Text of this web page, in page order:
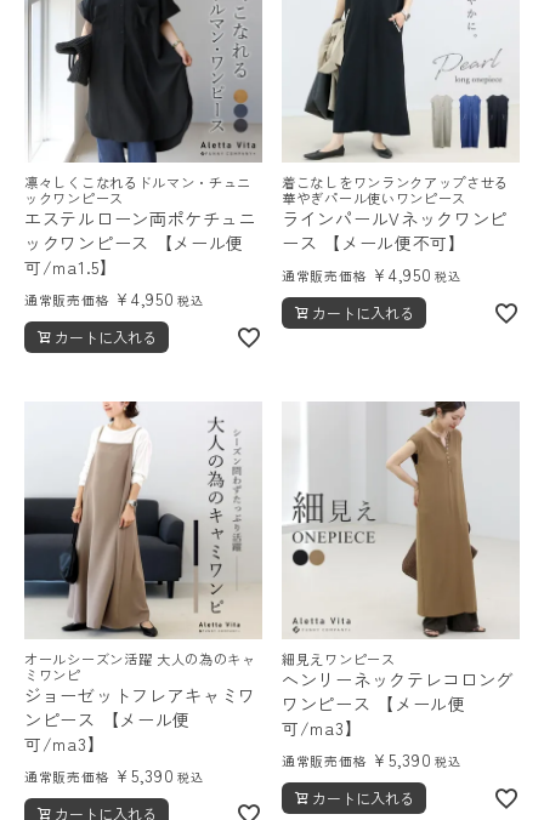
凛々しくこなれるドルマン・チュニ
ックワンピース
エステルローン両ポケチュニ
ックワンピース 【メール便
可/ma1.5】
通常販売価格 ¥ 4,950 税込
カートに入れる
着こなしをワンランクアップさせる
華やぎパール使いワンピース
ラインパールVネックワンピ
ース 【メール便不可】
通常販売価格 ¥ 4,950 税込
カートに入れる
オールシーズン活躍 大人の為のキャ
ミワンピ
ジョーゼットフレアキャミワ
ンピース 【メール便
可/ma3】
通常販売価格 ¥ 5,390 税込
カートに入れる
細見えワンピース
ヘンリーネックテレコロング
ワンピース 【メール便
可/ma3】
通常販売価格 ¥ 5,390 税込
カートに入れる